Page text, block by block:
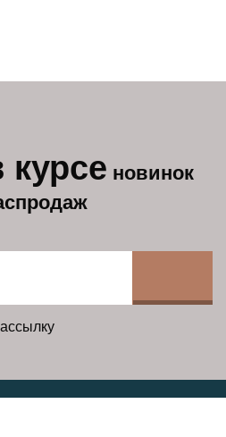
курсе новинок